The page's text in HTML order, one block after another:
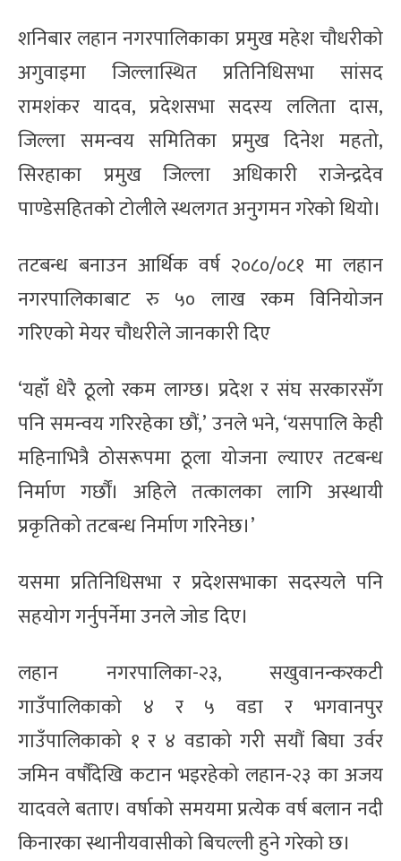
शनिबार लहान नगरपालिकाका प्रमुख महेश चौधरीको
अगुवाइमा जिल्लास्थित प्रतिनिधिसभा सांसद
रामशंकर यादव, प्रदेशसभा सदस्य ललिता दास,
जिल्ला समन्वय समितिका प्रमुख दिनेश महतो,
सिरहाका प्रमुख जिल्ला अधिकारी राजेन्द्रदेव
पाण्डेसहितको टोलीले स्थलगत अनुगमन गरेको थियो।
तटबन्ध बनाउन आर्थिक वर्ष २०८०/०८१ मा लहान
नगरपालिकाबाट रु ५० लाख रकम विनियोजन
गरिएको मेयर चौधरीले जानकारी दिए
‘यहाँ धेरै ठूलो रकम लाग्छ। प्रदेश र संघ सरकारसँग
पनि समन्वय गरिरहेका छौं,’ उनले भने, ‘यसपालि केही
महिनाभित्रै ठोसरूपमा ठूला योजना ल्याएर तटबन्ध
निर्माण गर्छौं। अहिले तत्कालका लागि अस्थायी
प्रकृतिको तटबन्ध निर्माण गरिनेछ।’
यसमा प्रतिनिधिसभा र प्रदेशसभाका सदस्यले पनि
सहयोग गर्नुपर्नेमा उनले जोड दिए।
लहान नगरपालिका-२३, सखुवानन्करकटी
गाउँपालिकाको ४ र ५ वडा र भगवानपुर
गाउँपालिकाको १ र ४ वडाको गरी सयौं बिघा उर्वर
जमिन वर्षौंदेखि कटान भइरहेको लहान-२३ का अजय
यादवले बताए। वर्षाको समयमा प्रत्येक वर्ष बलान नदी
किनारका स्थानीयवासीको बिचल्ली हुने गरेको छ।